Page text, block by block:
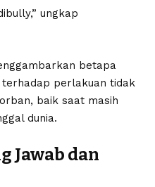
ungkap
betapa
perlakuan tidak
baik saat masih
dunia.
Jawab dan